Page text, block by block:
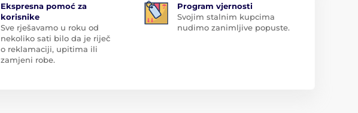
Ekspresna pomoć za
korisnike
Sve rješavamo u roku od
nekoliko sati bilo da je riječ
o reklamaciji, upitima ili
zamjeni robe.
Program vjernosti
Svojim stalnim kupcima
nudimo zanimljive popuste.